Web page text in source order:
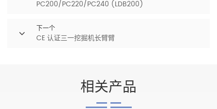
PC200/PC220/PC240 (LDB200)
下一个
CE 认证三一挖掘机长臂臂
相关产品